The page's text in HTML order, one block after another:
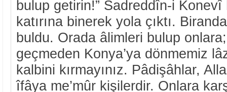
bulup getirin!” Sadreddîn-i
katırına binerek yola çıktı.
buldu. Orada âlimleri bulup onlara;
geçmeden Konya’ya dönmemiz
kalbini kırmayınız. Pâdişâhlar,
îfâya me’mûr kişilerdir. Onlara